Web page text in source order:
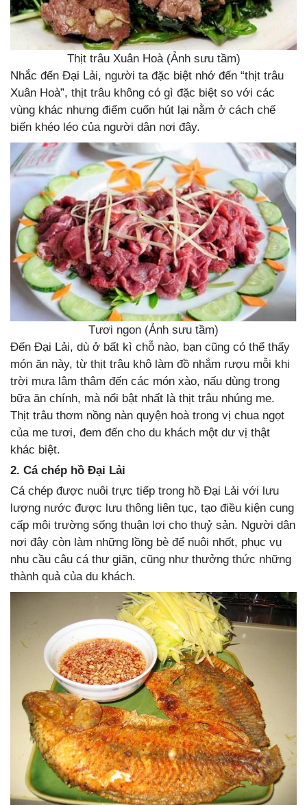
Thịt trâu Xuân Hoà (Ảnh sưu tầm)
Nhắc đến Đại Lải, người ta đặc biệt nhớ đến “thịt trâu
Xuân Hoà”, thịt trâu không có gì đặc biệt so với các
vùng khác nhưng điểm cuốn hút lại nằm ở cách chế
biến khéo léo của người dân nơi đây.
Tươi ngon (Ảnh sưu tầm)
Đến Đại Lải, dù ở bất kì chỗ nào, bạn cũng có thể thấy
món ăn này, từ thịt trâu khô làm đồ nhắm rượu mỗi khi
trời mưa lâm thâm đến các món xào, nấu dùng trong
bữa ăn chính, mà nổi bật nhất là thịt trâu nhúng me.
Thịt trâu thơm nồng nàn quyện hoà trong vị chua ngọt
của me tươi, đem đến cho du khách một dư vị thật
khác biệt.
2. Cá chép hồ Đại Lải
Cá chép được nuôi trực tiếp trong hồ Đại Lải với lưu
lượng nước được lưu thông liên tục, tạo điều kiện cung
cấp môi trường sống thuận lợi cho thuỷ sản. Người dân
nơi đây còn làm những lồng bè để nuôi nhốt, phục vụ
nhu cầu câu cá thư giãn, cũng như thưởng thức những
thành quả của du khách.